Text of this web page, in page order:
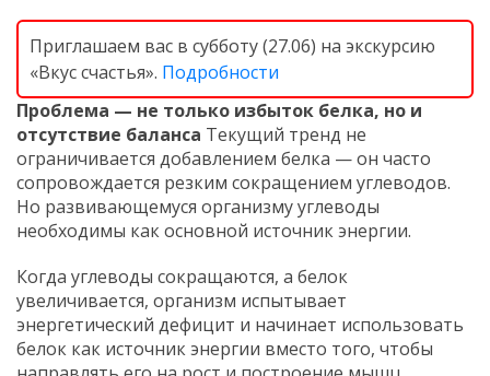
Приглашаем вас в субботу (27.06) на экскурсию
«Вкус счастья». Подробности
Проблема — не только избыток белка, но и
отсутствие баланса Текущий тренд не
ограничивается добавлением белка — он часто
сопровождается резким сокращением углеводов.
Но развивающемуся организму углеводы
необходимы как основной источник энергии.
Когда углеводы сокращаются, а белок
увеличивается, организм испытывает
энергетический дефицит и начинает использовать
белок как источник энергии вместо того, чтобы